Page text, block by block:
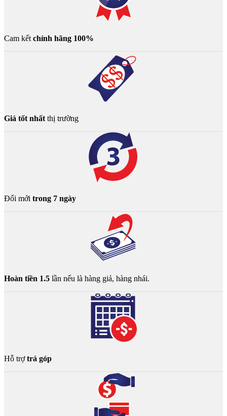
Cam kết chính hãng 100%
Giá tốt nhất thị trường
Đổi mới trong 7 ngày
Hoàn tiền 1.5 lần nếu là hàng giả, hàng nhái.
Hỗ trợtrả góp